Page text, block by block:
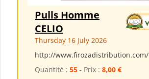
Pulls Homme
CELIO
Thursday 16 July 2026
http://www.firozadistribution.com/
Quantité : 55 - Prix : 8,00 €